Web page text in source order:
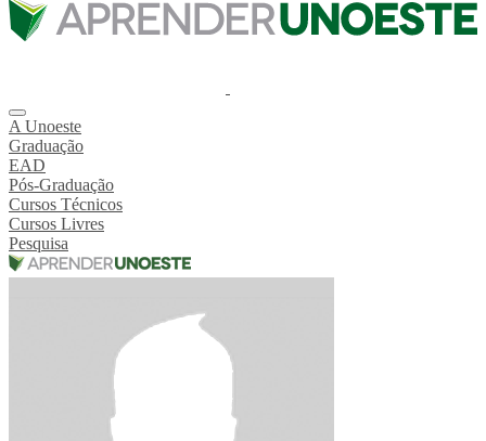
A Unoeste
Graduação
EAD
Pós-Graduação
Cursos Técnicos
Cursos Livres
Pesquisa